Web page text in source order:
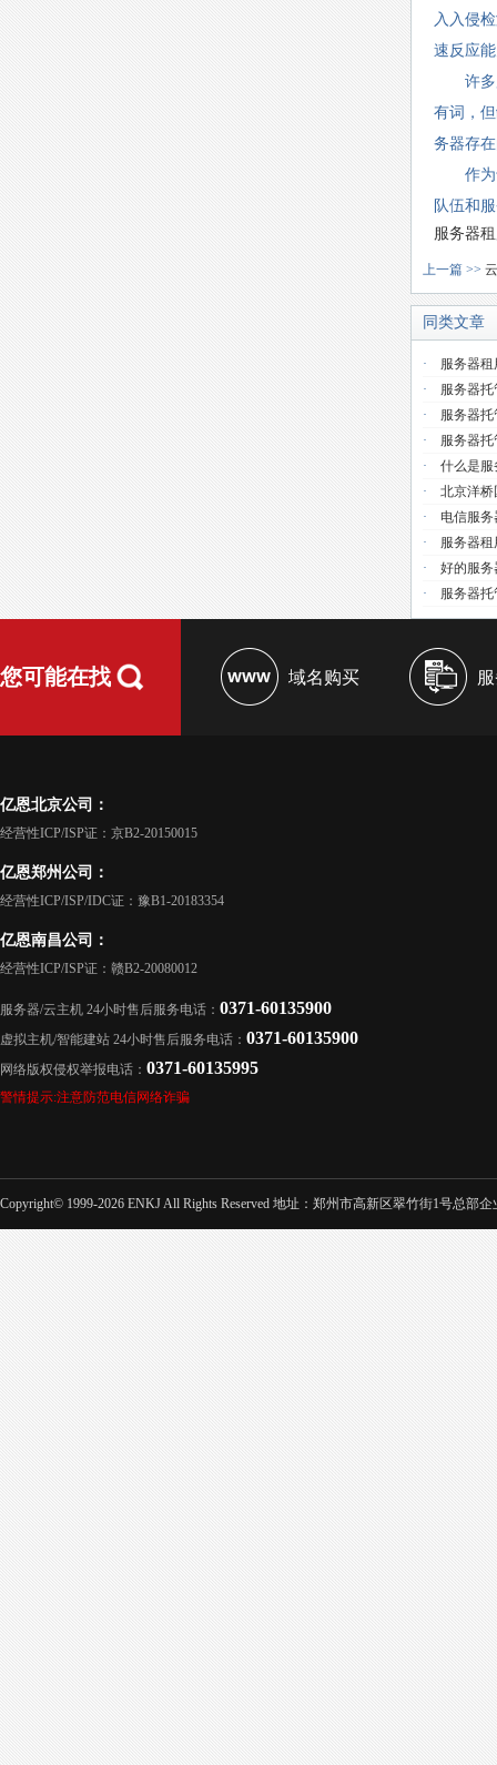
入入侵
速反应
许多用
有词，
务器存
作为专
队伍和
服务器
上一篇 >>
同类文章
· 服务器
· 服务器
· 服务器
· 服务器
· 什么是服
· 北京洋桥
· 电信服
· 服务器
· 好的服务
· 服务器
您可能在找 域名购买
亿恩北京公司：
经营性ICP/ISP证：京B2-20150015
亿恩郑州公司：
经营性ICP/ISP/IDC证：豫B1-20183354
亿恩南昌公司：
经营性ICP/ISP证：赣B2-20080012
服务器/云主机 24小时售后服务电话： 0371-60135900
虚拟主机/智能建站 24小时售后服务电话： 0371-60135900
网络版权侵权举报电话： 0371-60135995
警情提示:注意防范电信网络诈骗
Copyright© 1999-2026 ENKJ All Rights Reserved 地址：郑州市高新区翠竹街1号